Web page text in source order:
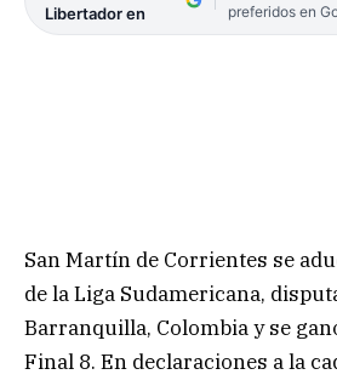
Libertador en
preferidos en
San Martín de Corrientes se
de la Liga Sudamericana,
Barranquilla, Colombia y se
Final 8. En declaraciones a la